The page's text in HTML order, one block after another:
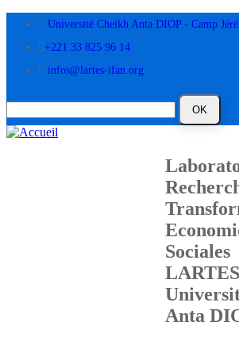
contenu
Université Cheikh Anta DIOP - Camp
+221 33 825 96 14
infos@lartes-ifan.org
Sociales
Anta